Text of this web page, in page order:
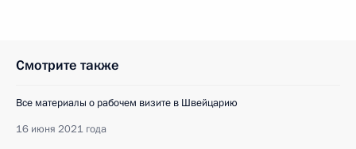
Смотрите также
Все материалы о рабочем визите в Швейцарию
16 июня 2021 года